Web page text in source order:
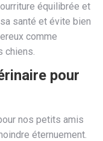
équilibrée et
santé et évite bien
comme
chiens.
pour
nos petits amis
éternuement.